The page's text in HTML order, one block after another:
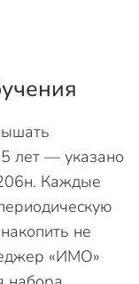
лет — указано
Каждые
не
«ИМО»